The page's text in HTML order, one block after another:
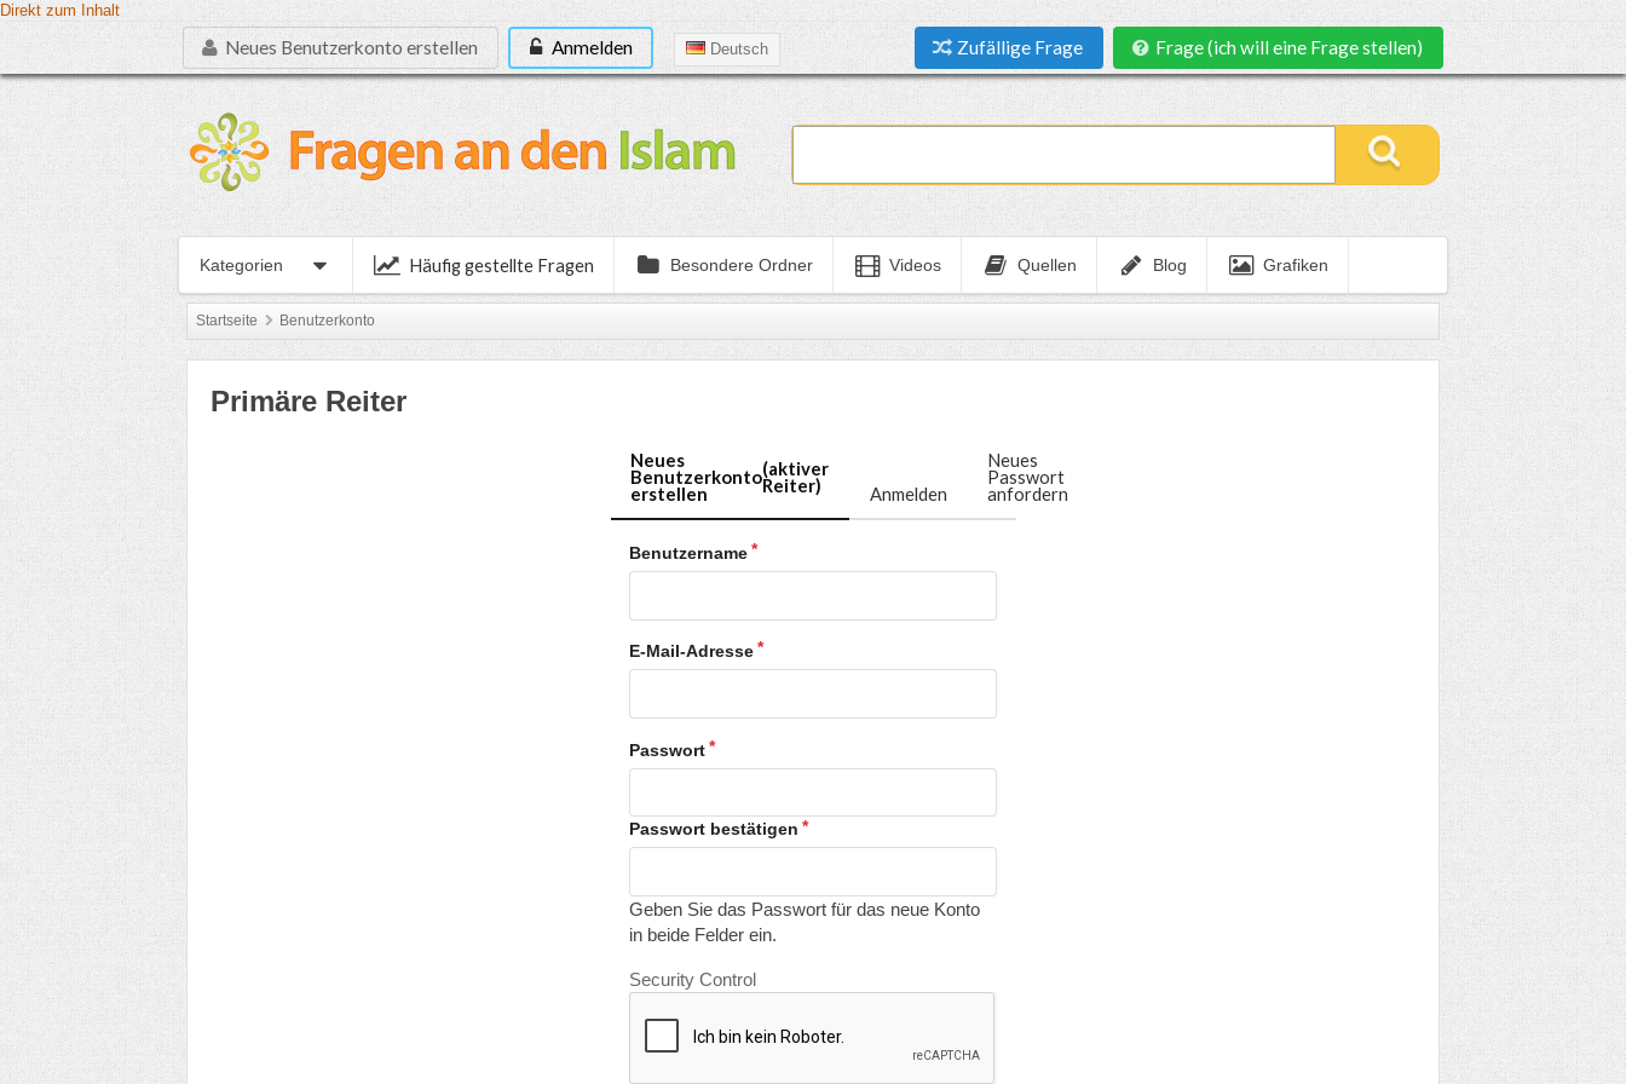
Direkt zum Inhalt
Neues Benutzerkonto erstellen Anmelden Deutsch Zufällige Frage Frage (ich will eine Frage stellen)
Kategorien Häufig gestellte Fragen Besondere Ordner Videos Quellen Blog Grafiken
Startseite Benutzerkonto
Primäre Reiter
Neues
Benutzerkonto
erstellen
(aktiver
Reiter) Anmelden
Neues
Passwort
anfordern
Benutzername
E-Mail-Adresse
Passwort
Passwort bestätigen
Geben Sie das Passwort für das neue Konto
in beide Felder ein.
Security Control